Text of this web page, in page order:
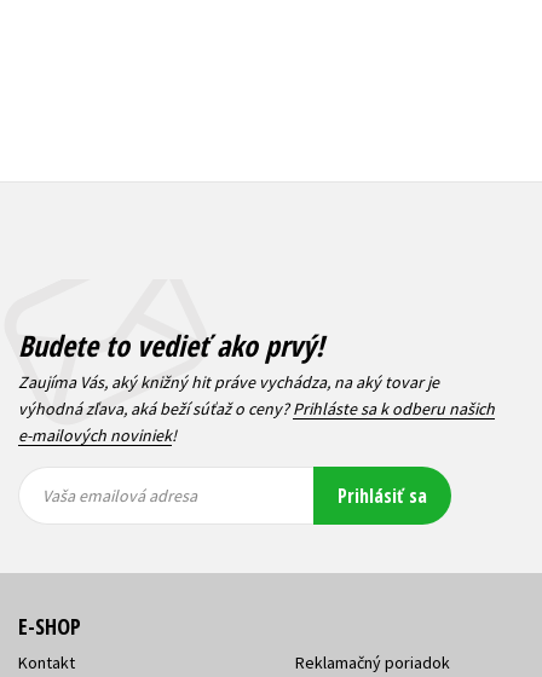
Budete to vedieť ako prvý!
Zaujíma Vás, aký knižný hit práve vychádza, na aký tovar je
výhodná zľava, aká beží súťaž o ceny?Prihláste sa k odberu našich
e-mailových noviniek!
emailová
emailová
Vaša emailová adresa Prihlásiť sa
E-SHOP
Kontakt
Reklamačný poriadok